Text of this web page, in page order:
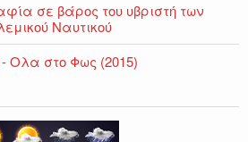
σε βάρος του υβριστή των
Ναυτικού
- Ολα στο Φως (2015)